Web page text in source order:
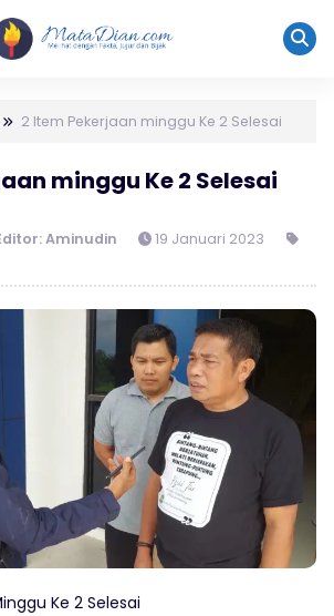
2 Item Pekerjaan minggu Ke 2 Selesai
minggu Ke 2 Selesai
Aminudin
19 Januari 2023
Ke 2 Selesai